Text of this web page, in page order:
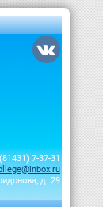
7-37-31
д. 29